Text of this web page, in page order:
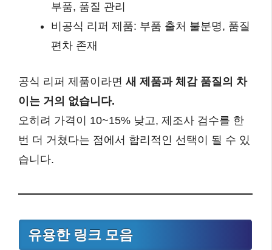
부품, 품질 관리
비공식 리퍼 제품: 부품 출처 불분명, 품질
편차 존재
공식 리퍼 제품이라면 새 제품과 체감 품질의 차
이는 거의 없습니다.
오히려 가격이 10~15% 낮고, 제조사 검수를 한
번 더 거쳤다는 점에서 합리적인 선택이 될 수 있
습니다.
유용한 링크 모음